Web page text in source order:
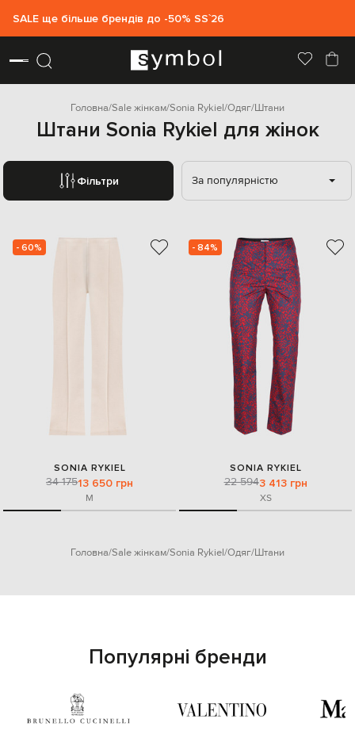
SALE ще більше брендів до -50% SS`26
Головна Sale жінкам Sonia Rykiel Одяг Штани
Штани Sonia Rykiel для жінок
Фільтри За популярністю
- 60%
SONIA RYKIEL
34 17513 650 грн
M
- 84%
SONIA RYKIEL
22 5943 413 грн
XS
Головна Sale жінкам Sonia Rykiel Одяг Штани
Популярні бренди